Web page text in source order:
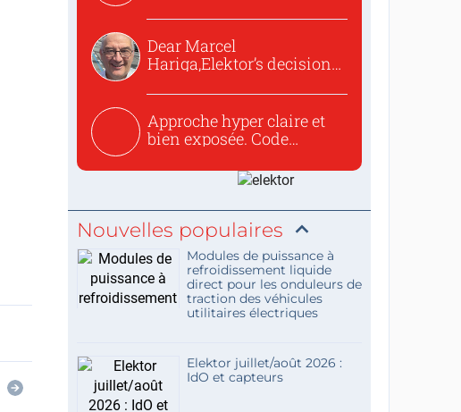
Dear Marcel
Hariga,Elektor’s decision
Approche hyper claire et
bien exposée. Code
Nouvelles populaires
Modules de puissance à
refroidissement liquide
direct pour les onduleurs de
traction des véhicules
utilitaires électriques
Elektor juillet/août 2026 :
IdO et capteurs